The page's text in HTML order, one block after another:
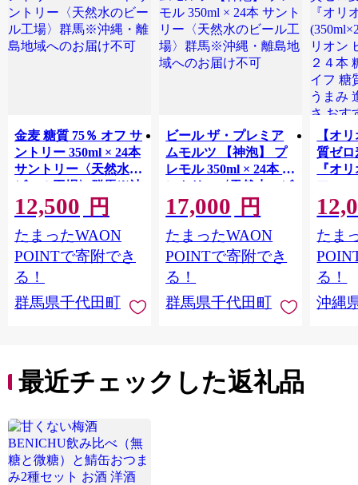
金麦 糖質 75％ オフ サ
ントリー 350ml × 24本
サントリー〈天然水の
ビール工場〉群馬※沖
縄・離島地域へのお届
け不可
12,500 円
たまったWAON
POINTで寄附でき
る！
群馬県千代田町
ビール ザ・プレミア
ムモルツ 【神泡】 プ
レモル 350ml × 24本 サ
ントリー〈天然水のビ
ール工場〉群馬※沖
縄・離島地域へのお届
け不可
17,000 円
たまったWAON
POINTで寄附でき
る！
群馬県千代田町
【オ
質ゼロ
『オ
フ』
泡酒
1ケー
ロ ゼ
麦芽3
化し
すめ
重瀬
たま
る！
沖縄
最近チェックした返礼品